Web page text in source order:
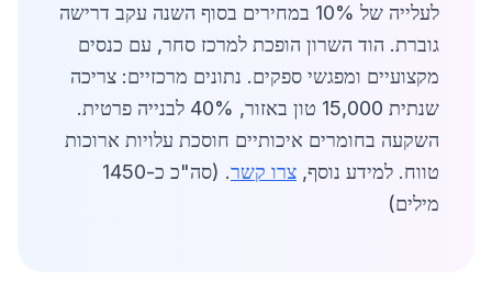
לעלייה של 10% במחירים בסוף השנה עקב דרישה
גוברת. הוד השרון הופכת למרכז סחר, עם כנסים
מקצועיים ומפגשי ספקים. נתונים מרכזיים: צריכה
שנתית 15,000 טון באזור, 40% לבנייה פרטית.
השקעה בחומרים איכותיים חוסכת עלויות ארוכות
טווח. למידע נוסף, צרו קשר
. (סה"כ כ-1450
מילים)